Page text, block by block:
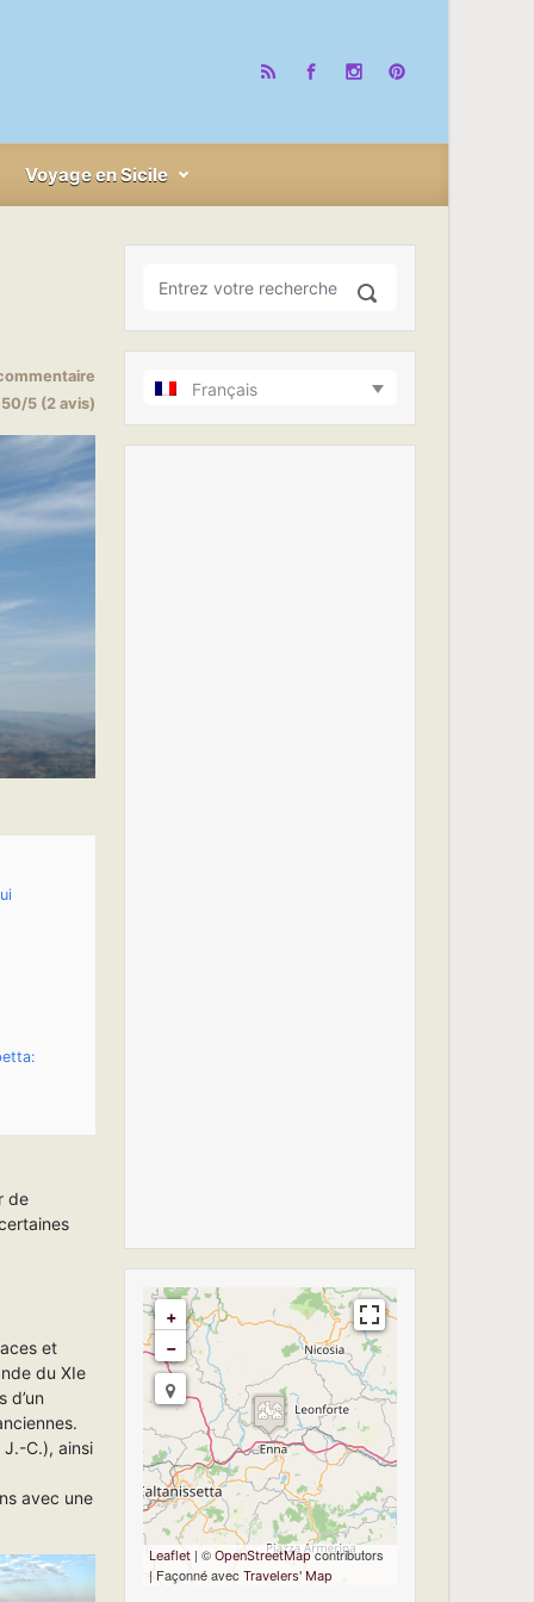
Voyage en Sicile
5 (2 avis)
de
et
du XIe
d’un
J.-C.), ainsi
avec une
Français
Travelers' Map is
loading...
If you see this after
your page is
loaded completely,
leafletJS files are
missing.
+
−
Leaflet | ©OpenStreetMapcontributors
| Façonné avecTravelers' Map